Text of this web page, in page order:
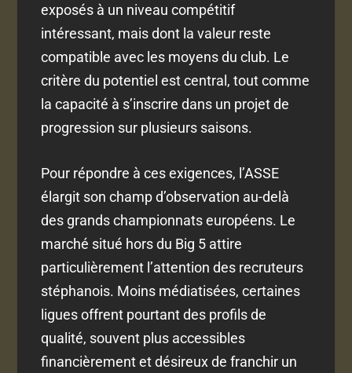
exposés à un niveau compétitif
intéressant, mais dont la valeur reste
compatible avec les moyens du club. Le
critère du potentiel est central, tout comme
la capacité à s’inscrire dans un projet de
progression sur plusieurs saisons.
Pour répondre à ces exigences, l’ASSE
élargit son champ d’observation au-delà
des grands championnats européens. Le
marché situé hors du Big 5 attire
particulièrement l’attention des recruteurs
stéphanois. Moins médiatisées, certaines
ligues offrent pourtant des profils de
qualité, souvent plus accessibles
financièrement et désireux de franchir un